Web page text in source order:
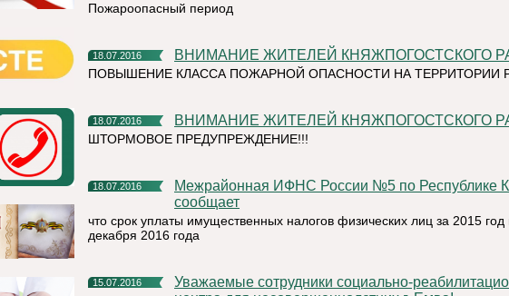
Пожароопасный период
18.07.2016 ВНИМАНИЕ ЖИТЕЛЕЙ КНЯЖПОГОСТСКОГО
ПОВЫШЕНИЕ КЛАССА ПОЖАРНОЙ ОПАСНОСТИ НА ТЕРРИТОРИИ
18.07.2016 ВНИМАНИЕ ЖИТЕЛЕЙ КНЯЖПОГОСТСКОГО
ШТОРМОВОЕ ПРЕДУПРЕЖДЕНИЕ!!!
18.07.2016
Межрайонная ИФНС России №5 по Республике Коми
сообщает
что срок уплаты имущественных налогов физических лиц за 2015 год
декабря 2016 года
15.07.2016
Уважаемые сотрудники социально-реабилитационного